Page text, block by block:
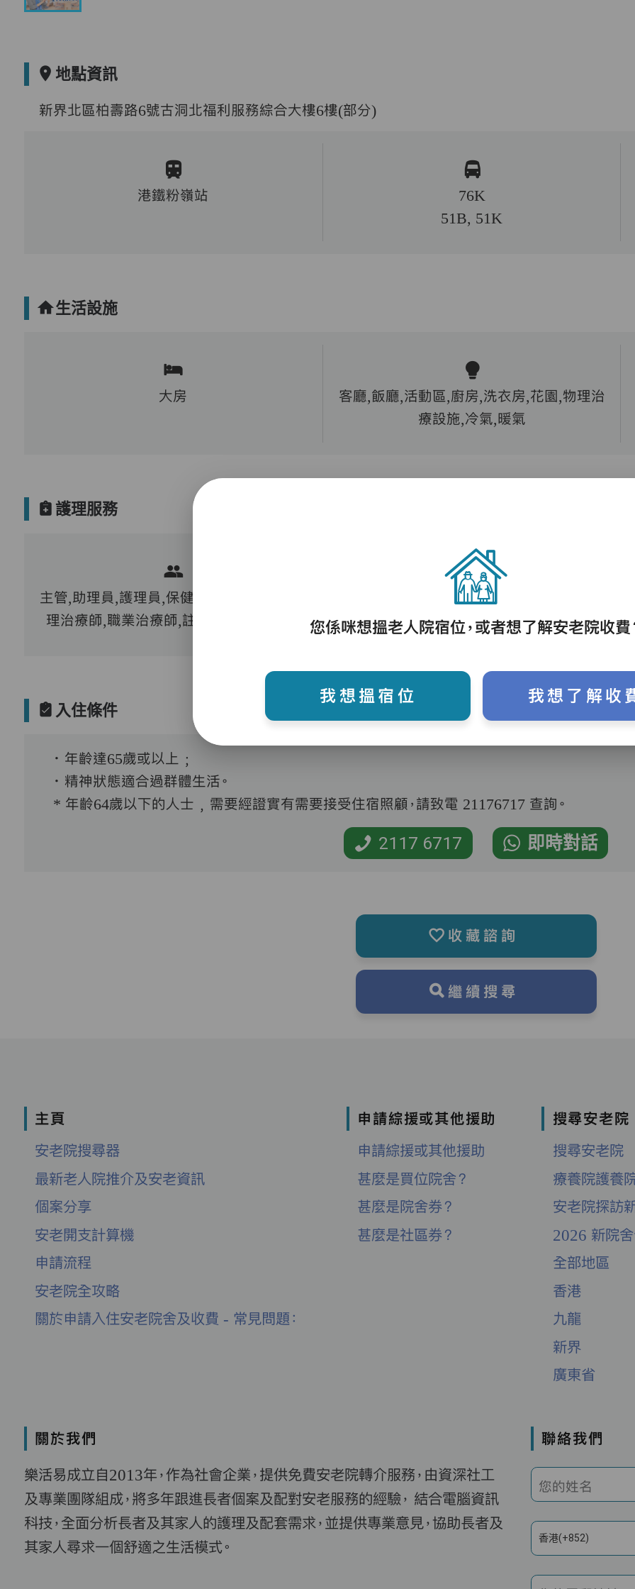
地點資訊
新界北區柏壽路6號古洞北福利服務綜合大樓6樓(部分)
港鐵粉嶺站
76K
51B, 51K
生活設施
大房
客廳,飯廳,活動區,廚房,洗衣房,花園,物理治
療設施,冷氣,暖氣
護理服務
主管,助理員,護理員,保健員,營養師,護士,物
理治療師,職業治療師,註冊社工,到診醫生
護理評估、執藥、核派藥、量度生命表徵、協
助沐浴、餵飯、換尿片
入住條件
．年齡達65歲或以上﹔
．精神狀態適合過群體生活。
* 年齡64歲以下的人士﹐需要經證實有需要接受住宿照顧，請致電 21176717 查詢。
2117 6717 即時對話
收藏諮詢
繼續搜尋
主頁
安老院搜尋器
最新老人院推介及安老資訊
個案分享
安老開支計算機
申請流程
安老院全攻略
關於申請入住安老院舍及收費 - 常見問題：
申請綜援或其他援助
申請綜援或其他援助
甚麼是買位院舍？
甚麼是院舍券？
甚麼是社區券？
搜尋安老院
搜尋安老院
療養院護養
安老院探訪
2026 新院
全部地區
香港
九龍
新界
廣東省
關於我們
樂活易成立自2013年，作為社會企業，提供免費安老院轉介服務，由資深社工
及專業團隊組成，將多年跟進長者個案及配對安老服務的經驗， 結合電腦資訊
科技，全面分析長者及其家人的護理及配套需求，並提供專業意見，協助長者及
其家人尋求一個舒適之生活模式。
聯絡我們
您的姓名
香港(+852)
您係咪想搵老人院宿位，或者想了解安老院收費
我想搵宿位 我想了解收